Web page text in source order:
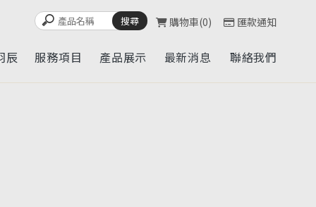
購物車 0 匯款通知
辰 服務項目
SERVICE
產品展示
CATALOG
最新消息
NEWS
聯絡我們
CONTACT